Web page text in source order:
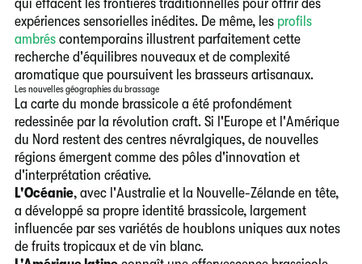
expériences sensorielles inédites. De même, les profils
ambréscontemporains illustrent parfaitement cette
recherche d'équilibres nouveaux et de complexité
aromatique que poursuivent les brasseurs artisanaux.
Les nouvelles géographies du brassage
La carte du monde brassicole a été profondément
redessinée par la révolution craft. Si l'Europe et l'Amérique
du Nord restent des centres névralgiques, de nouvelles
régions émergent comme des pôles d'innovation et
d'interprétation créative.
L'Océanie, avec l'Australie et la Nouvelle-Zélande en tête,
a développé sa propre identité brassicole, largement
influencée par ses variétés de houblons uniques aux notes
de fruits tropicaux et de vin blanc.